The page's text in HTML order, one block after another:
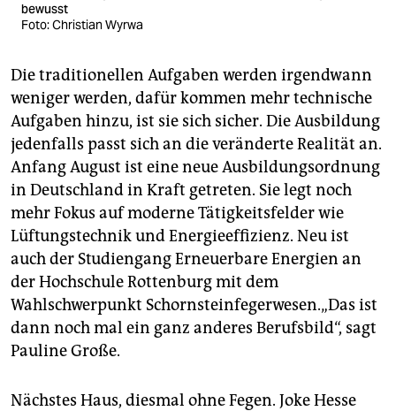
bewusst
Foto: Christian Wyrwa
Die traditionellen Aufgaben werden irgendwann
weniger werden, dafür kommen mehr technische
Aufgaben hinzu, ist sie sich sicher. Die Ausbildung
jedenfalls passt sich an die veränderte Realität an.
Anfang August ist eine neue Ausbildungsordnung
in Deutschland in Kraft getreten. Sie legt noch
mehr Fokus auf moderne Tätigkeitsfelder wie
Lüftungstechnik und Energieeffizienz. Neu ist
auch der Studiengang Erneuerbare Energien an
der Hochschule Rottenburg mit dem
Wahlschwerpunkt Schornsteinfegerwesen.„Das ist
dann noch mal ein ganz anderes Berufsbild“, sagt
Pauline Große.
Nächstes Haus, diesmal ohne Fegen. Joke Hesse